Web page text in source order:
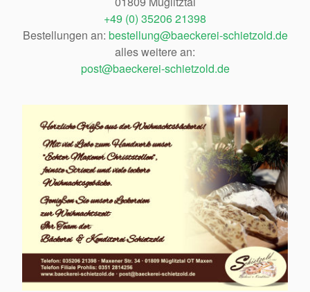
+49 (0) 35206 21398
Bestellungen an: bestellung@baeckerei-schietzold.de
alles weitere an:
post@baeckerei-schietzold.de